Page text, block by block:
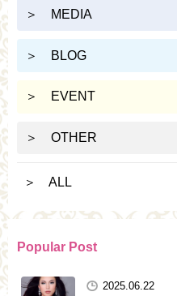
＞ MEDIA
＞ BLOG
＞ EVENT
＞ OTHER
＞ ALL
Popular Post
2025.06.22